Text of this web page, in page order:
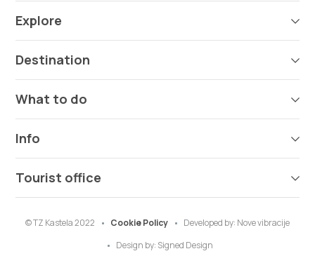
Explore
Destination
What to do
Info
Tourist office
© TZ Kastela 2022 Cookie Policy Developed by: Nove vibracije
Design by: Signed Design